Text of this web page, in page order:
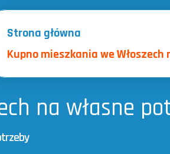
Strona główna
Kupno mieszkania we Włoszech
na własne